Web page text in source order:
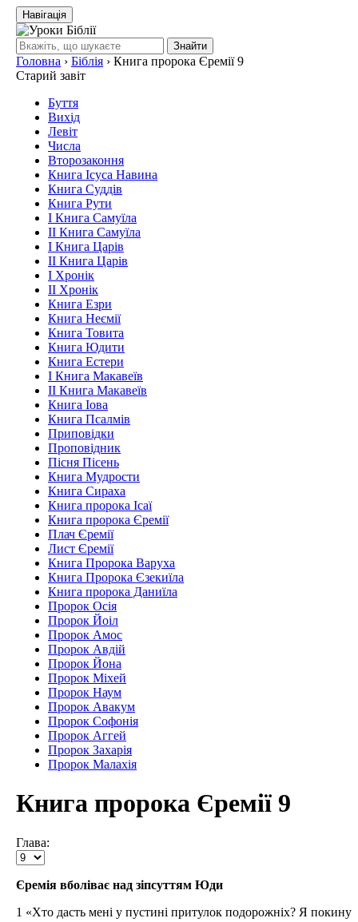
Навігація
Знайти
Головна › Біблія › Книга пророка Єремії 9
Старий завіт
Буття
Вихід
Левіт
Числа
Второзаконня
Книга Ісуса Навина
Книга Суддів
Книга Рути
І Книга Самуїла
ІІ Книга Самуїла
І Книга Царів
ІІ Книга Царів
І Хронік
ІІ Хронік
Книга Езри
Книга Неємії
Книга Товита
Книга Юдити
Книга Естери
І Книга Макавеїв
ІІ Книга Макавеїв
Книга Іова
Книга Псалмів
Приповідки
Проповідник
Пісня Пісень
Книга Мудрости
Книга Сираха
Книга пророка Ісаї
Книга пророка Єремії
Плач Єремії
Лист Єремії
Книга Пророка Варуха
Книга Пророка Єзекиїла
Книга пророка Даниїла
Пророк Осія
Пророк Йоіл
Пророк Амос
Пророк Авдій
Пророк Йона
Пророк Міхей
Пророк Наум
Пророк Авакум
Пророк Софонія
Пророк Аггей
Пророк Захарія
Пророк Малахія
Книга пророка Єремії 9
Глава:
Єремія вболіває над зіпсуттям Юди
1 «Хто дасть мені у пустині притулок подорожніх? Я покину